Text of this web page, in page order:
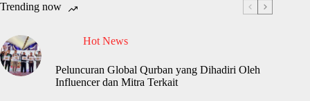
Trending now
Hot News
Peluncuran Global Qurban yang Dihadiri Oleh
Influencer dan Mitra Terkait